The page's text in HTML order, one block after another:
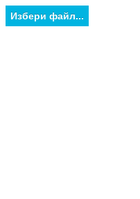
Избери файл...